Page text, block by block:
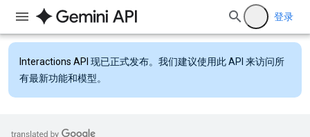
登录
Interactions API 现已正式发布。我们建议使用此 API 来访问所
有最新功能和模型。